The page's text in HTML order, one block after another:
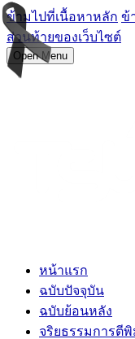
ข้ามไปที่เนื้อหาหลัก ข้
ส่วนท้ายของเว็บไซต์
Open Menu
หน้าแรก
ฉบับปัจจุบัน
ฉบับย้อนหลัง
จริยธรรมการตี